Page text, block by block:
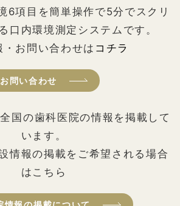
6項目を簡単操作で5分でスクリ
口内環境測定システムです。
・お問い合わせは コチラ
お問い合わせ
国の歯科医院の情報を掲載して
います。
情報の掲載をご希望される場合
はこちら